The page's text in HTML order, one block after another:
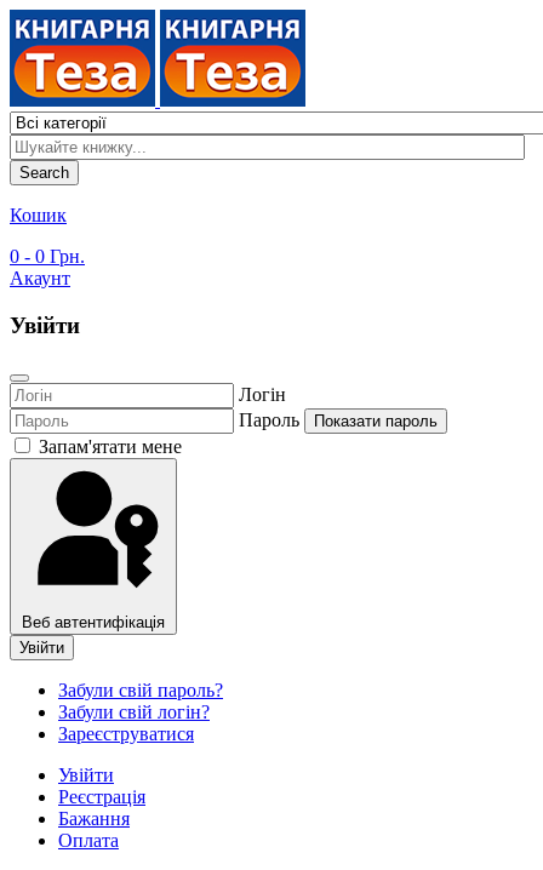
Search
Кошик
0 - 0 Грн.
Акаунт
Увійти
Логін
Пароль
Показати пароль
Запам'ятати мене
Веб автентифікація
Увійти
Забули свій пароль?
Забули свій логін?
Зареєструватися
Увійти
Реєстрація
Бажання
Оплата